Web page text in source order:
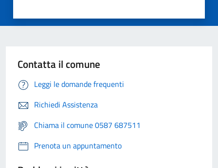
Contatta il comune
Leggi le domande frequenti
Richiedi Assistenza
Chiama il comune 0587 687511
Prenota un appuntamento